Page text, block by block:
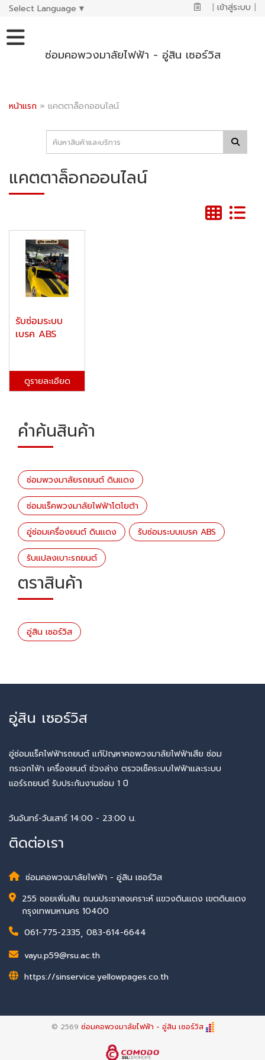
Select Language ▼ | เข้าสู่ระบบ |
ซ่อมคอพวงมาลัยไฟฟ้า - อู่สิน เซอร์วิส
หน้าแรก » แคตตาล็อกออนไลน์
แคตตาล็อกออนไลน์
รับซ่อมระบบ
เบรค ABS
ดูรายละเอียด
คำค้นสินค้า
ซ่อมพวงมาลัยรถยนต์ ดินแดง
ซ่อมแร็คพวงมาลัยไฟฟ้าโตโยต้า
อู่ซ่อมเครื่องยนต์ ดินแดง รับซ่อมระบบเบรค ABS
รับแปลงเบาะรถยนต์
ตราสินค้า
อู่สิน เซอร์วิส
อู่สิน เซอร์วิส
อู่ซ่อมแร็คไฟฟ้ารถยนต์ แก้ปัญหาคอพวงมาลัยไฟฟ้าเสีย ซ่อม
กระจกไฟ้า เครื่องยนต์ ช่วงล่าง ตรวจเช็คระบบไฟฟ้าและระบบ
แอร์รถยนต์ รับประกันงานซ่อม 1 ปี
วันจันทร์-วันเสาร์ 14:00 - 23:00 น.
ติดต่อเรา
ซ่อมคอพวงมาลัยไฟฟ้า - อู่สิน เซอร์วิส
255 ซอยเพิ่มสิน ถนนประชาสงเคราะห์ แขวงดินแดง เขตดินแดง
กรุงเทพมหานคร 10400
061-775-2335, 083-614-6644
vayu.p59@rsu.ac.th
https://sinservice.yellowpages.co.th
© 2569 ซ่อมคอพวงมาลัยไฟฟ้า - อู่สิน เซอร์วิส